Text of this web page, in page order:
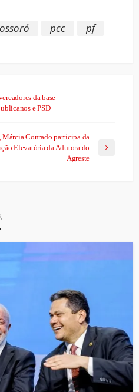
pcc
pf
da base
e PSD
Conrado participa da
Elevatória da Adutora do
Agreste